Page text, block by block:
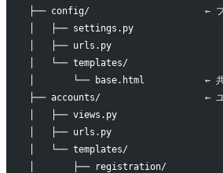
├── config/                     ← プロ
│   ├── settings.py
│   ├── urls.py
│   └── templates/
│       └── base.html           ← 共通
├── accounts/                   ← ユー
│   ├── views.py
│   ├── urls.py
│   └── templates/
│       ├── registration/